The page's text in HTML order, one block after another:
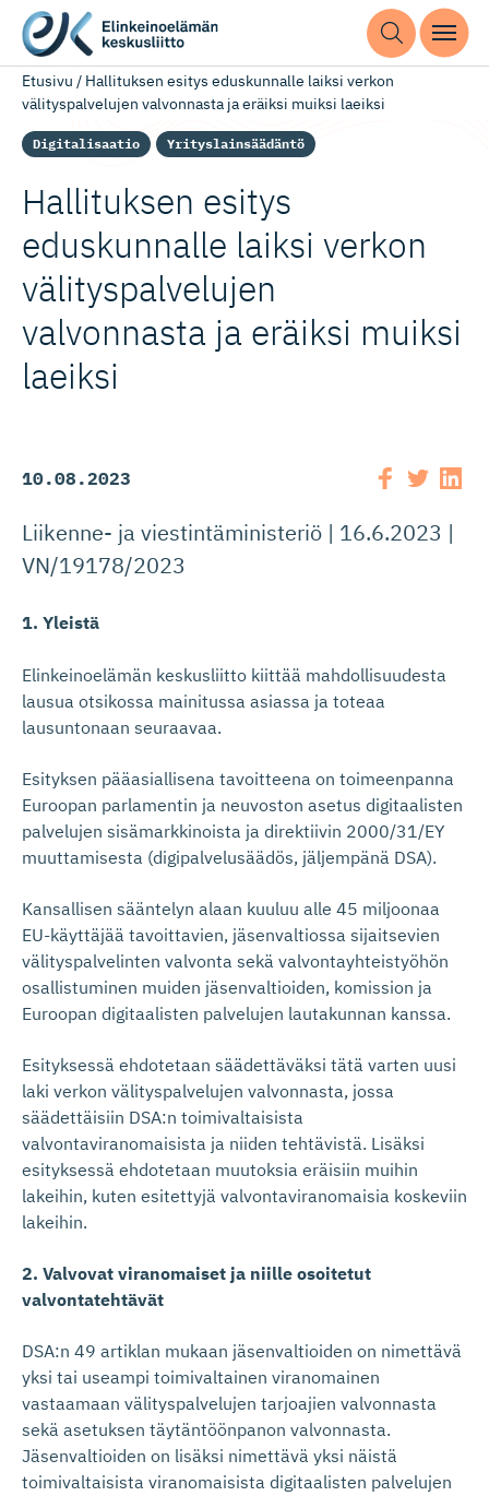
Etusivu / Hallituksen esitys eduskunnalle laiksi verkon
välityspalvelujen valvonnasta ja eräiksi muiksi laeiksi
Digitalisaatio Yrityslainsäädäntö
Hallituksen esitys
eduskunnalle laiksi verkon
välityspal­velujen
valvonnasta ja eräiksi muiksi
laeiksi
10.08.2023
Liikenne- ja viestintäministeriö | 16.6.2023 |
VN/19178/2023
1. Yleistä
Elinkeinoelämän keskusliitto kiittää mahdollisuudesta
lausua otsikossa mainitussa asiassa ja toteaa
lausuntonaan seuraavaa.
Esityksen pääasiallisena tavoitteena on toimeenpanna
Euroopan parlamentin ja neuvoston asetus digitaalisten
palvelujen sisämarkkinoista ja direktiivin 2000/31/EY
muuttamisesta (digipalvelusäädös, jäljempänä DSA).
Kansallisen sääntelyn alaan kuuluu alle 45 miljoonaa
EU-käyttäjää tavoittavien, jäsenvaltiossa sijaitsevien
välityspalvelinten valvonta sekä valvontayhteistyöhön
osallistuminen muiden jäsenvaltioiden, komission ja
Euroopan digitaalisten palvelujen lautakunnan kanssa.
Esityksessä ehdotetaan säädettäväksi tätä varten uusi
laki verkon välityspalvelujen valvonnasta, jossa
säädettäisiin DSA:n toimivaltaisista
valvontaviranomaisista ja niiden tehtävistä. Lisäksi
esityksessä ehdotetaan muutoksia eräisiin muihin
lakeihin, kuten esitettyjä valvontaviranomaisia koskeviin
lakeihin.
2. Valvovat viranomaiset ja niille osoitetut
valvontatehtävät
DSA:n 49 artiklan mukaan jäsenvaltioiden on nimettävä
yksi tai useampi toimivaltainen viranomainen
vastaamaan välityspalvelujen tarjoajien valvonnasta
sekä asetuksen täytäntöönpanon valvonnasta.
Jäsenvaltioiden on lisäksi nimettävä yksi näistä
toimivaltaisista viranomaisista digitaalisten palvelujen